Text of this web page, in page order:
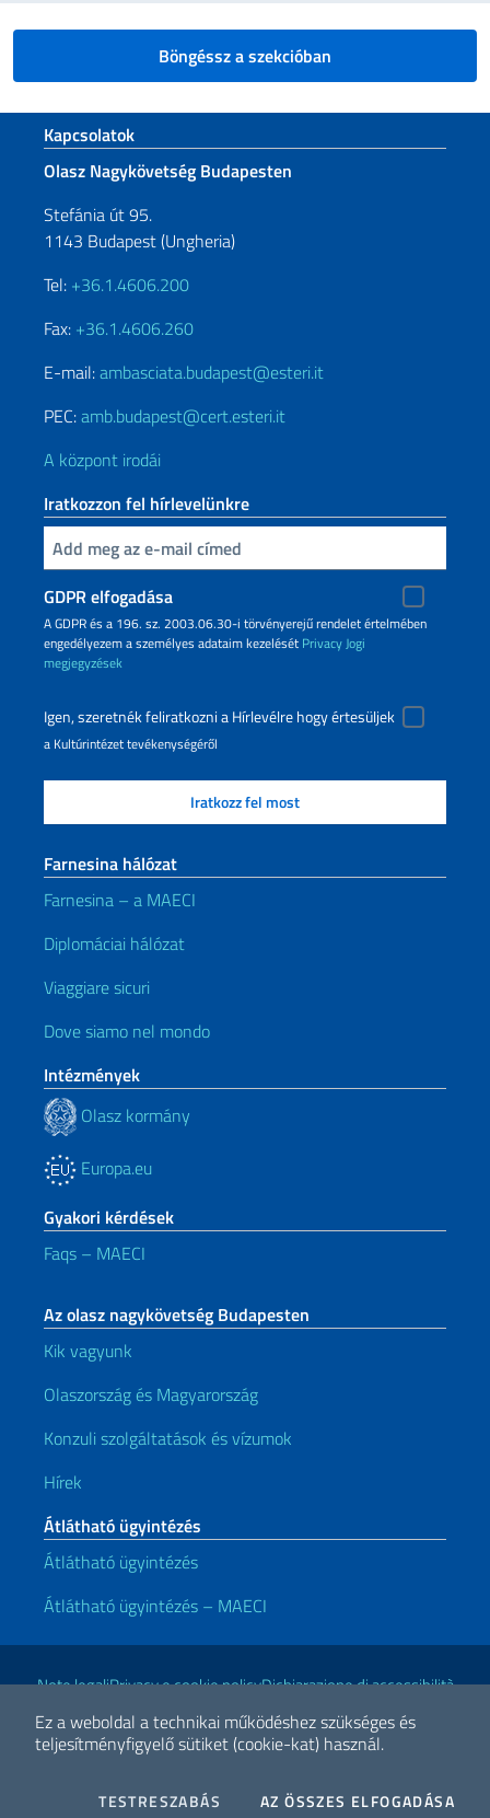
Ez a weboldal a technikai működéshez szükséges és
teljesítményfigyelő sütiket (cookie-kat) használ.
TESTRESZABÁS COOKIESAZ ÖSSZES ELFOGADÁSA
Böngéssz a szekcióban
Sezione footer
Kapcsolatok
Olasz Nagykövetség Budapesten
Stefánia út 95.
1143 Budapest (Ungheria)
Tel: +36.1.4606.200
Fax: +36.1.4606.260
E-mail:ambasciata.budapest@esteri.it
PEC:amb.budapest@cert.esteri.it
A központ irodái
Iratkozzon fel hírlevelünkre
Inserisci la tua email
GDPR elfogadása
A GDPR és a 196. sz. 2003.06.30-i törvényerejű rendelet értelmében
engedélyezem a személyes adataim kezelését PrivacyJogi
megjegyzések
Igen, szeretnék feliratkozni a Hírlevélre hogy értesüljek
a Kultúrintézet tevékenységéről
Farnesina hálózat
Farnesina – a MAECI
Diplomáciai hálózat
Viaggiare sicuri
Dove siamo nel mondo
Intézmények
Olasz kormány
Europa.eu
Gyakori kérdések
Faqs – MAECI
Az olasz nagykövetség Budapesten
Kik vagyunk
Olaszország és Magyarország
Konzuli szolgáltatások és vízumok
Hírek
Átlátható ügyintézés
Átlátható ügyintézés
Átlátható ügyintézés – MAECI
Hasznos linkek
Note legaliPrivacy e cookie policyDichiarazione di accessibilità
Együttműködési Minisztérium számára